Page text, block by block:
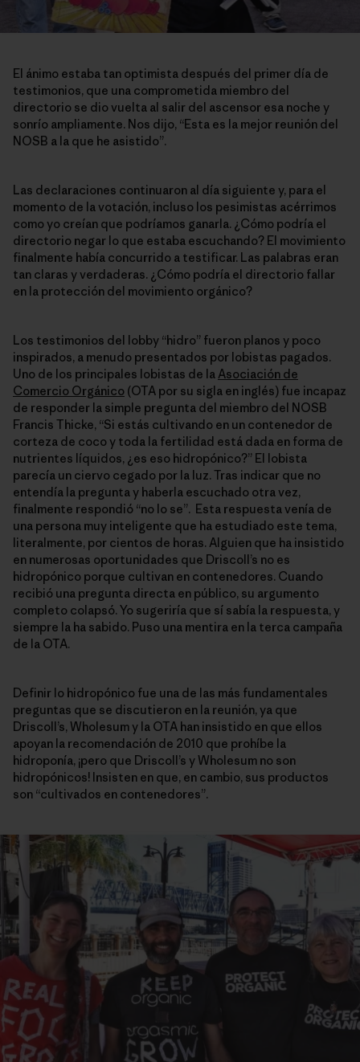
El ánimo estaba tan optimista después del primer día de
testimonios, que una comprometida miembro del
directorio se dio vuelta al salir del ascensor esa noche y
sonrío ampliamente. Nos dijo, “Esta es la mejor reunión del
NOSB a la que he asistido”.
Las declaraciones continuaron al día siguiente y, para el
momento de la votación, incluso los pesimistas acérrimos
como yo creían que podríamos ganarla. ¿Cómo podría el
directorio negar lo que estaba escuchando? El movimiento
finalmente había concurrido a testificar. Las palabras eran
tan claras y verdaderas. ¿Cómo podría el directorio fallar
en la protección del movimiento orgánico?
Los testimonios del lobby “hidro” fueron planos y poco
inspirados, a menudo presentados por lobistas pagados.
Uno de los principales lobistas de la Asociación de
Comercio Orgánico (OTA por su sigla en inglés) fue incapaz
de responder la simple pregunta del miembro del NOSB
Francis Thicke, “Si estás cultivando en un contenedor de
corteza de coco y toda la fertilidad está dada en forma de
nutrientes líquidos, ¿es eso hidropónico?” El lobista
parecía un ciervo cegado por la luz. Tras indicar que no
entendía la pregunta y haberla escuchado otra vez,
finalmente respondió “no lo se”. Esta respuesta venía de
una persona muy inteligente que ha estudiado este tema,
literalmente, por cientos de horas. Alguien que ha insistido
en numerosas oportunidades que Driscoll’s no es
hidropónico porque cultivan en contenedores. Cuando
recibió una pregunta directa en público, su argumento
completo colapsó. Yo sugeriría que sí sabía la respuesta, y
siempre la ha sabido. Puso una mentira en la terca campaña
de la OTA.
Definir lo hidropónico fue una de las más fundamentales
preguntas que se discutieron en la reunión, ya que
Driscoll’s, Wholesum y la OTA han insistido en que ellos
apoyan la recomendación de 2010 que prohíbe la
hidroponía, ¡pero que Driscoll’s y Wholesum no son
hidropónicos! Insisten en que, en cambio, sus productos
son “cultivados en contenedores”.